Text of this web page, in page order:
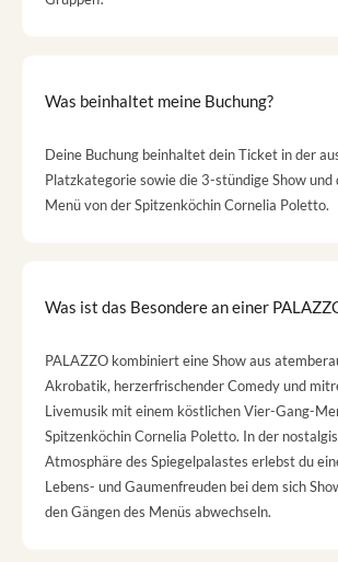
Was beinhaltet meine Buchung?
Deine Buchung beinhaltet dein Ticket in der
Platzkategorie sowie die 3-stündige Show und
Menü von der Spitzenköchin Cornelia Poletto.
Was ist das Besondere an einer
PALAZZO kombiniert eine Show aus
Akrobatik, herzerfrischender Comedy und
Livemusik mit einem köstlichen Vier-Gang-
Spitzenköchin Cornelia Poletto. In der
Atmosphäre des Spiegelpalastes erlebst du
Lebens- und Gaumenfreuden bei dem sich
den Gängen des Menüs abwechseln.